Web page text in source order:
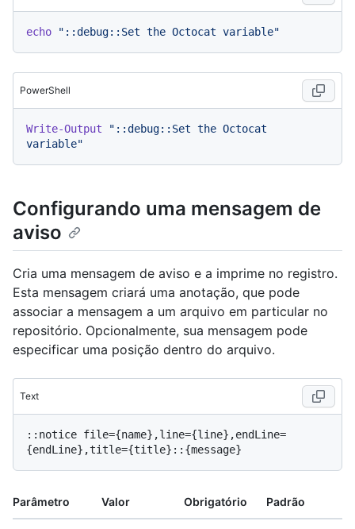
echo "::debug::Set the Octocat variable"
PowerShell
Write-Output
"::debug::Set the Octocat
variable"
Configurando uma mensagem de
aviso
Cria uma mensagem de aviso e a imprime no registro.
Esta mensagem criará uma anotação, que pode
associar a mensagem a um arquivo em particular no
repositório. Opcionalmente, sua mensagem pode
especificar uma posição dentro do arquivo.
Text
::notice file={name},line={line},endLine=
Parâmetro Valor Obrigatório Padrão